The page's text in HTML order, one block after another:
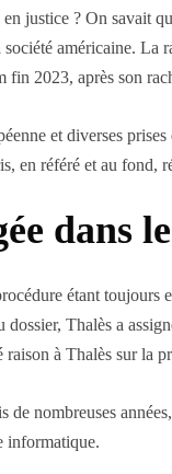
justice ? On savait
américaine. La
fin 2023, après son
et diverses
en référé et au fond,
dans
étant
Thalès a
à Thalès sur la
nombreuses
informatique.